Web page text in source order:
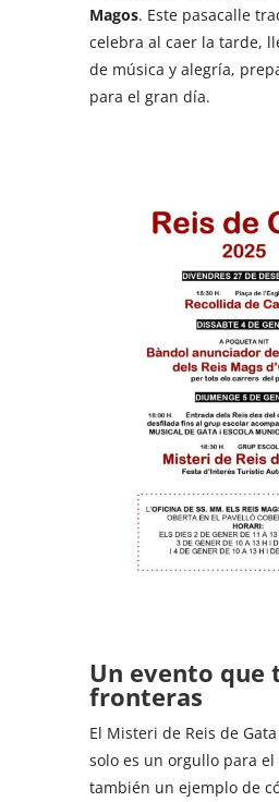
Magos. Este pasacalle
celebra al caer la tarde,
de música y alegría,
para el gran día.
Un evento que
fronteras
El Misteri de Reis de
solo es un orgullo para
también un ejemplo de